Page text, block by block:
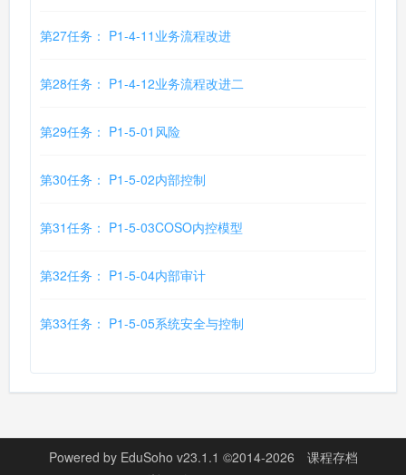
第27任务： P1-4-11业务流程改进
第28任务： P1-4-12业务流程改进二
第29任务： P1-5-01风险
第30任务： P1-5-02内部控制
第31任务： P1-5-03COSO内控模型
第32任务： P1-5-04内部审计
第33任务： P1-5-05系统安全与控制
Powered by EduSoho v23.1.1 ©2014-2026
课程存档